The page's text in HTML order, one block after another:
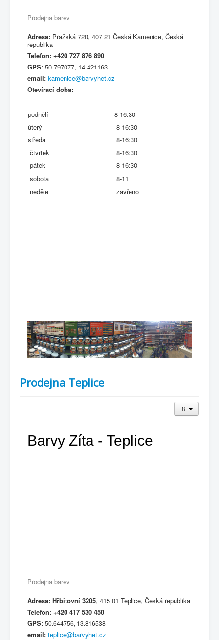
Prodejna barev
Adresa: Pražská 720, 407 21 Česká Kamenice, Česká
republika
Telefon: +420 727 876 890
GPS: 50.797077, 14.421163
email: kamenice@barvyhet.cz
Otevírací doba:
podnělí
8-16:30
úterý
8-16:30
středa
8-16:30
čtvrtek
8-16:30
pátek
8-16:30
sobota
8-11
neděle
zavřeno
Prodejna Teplice
Barvy Zíta - Teplice
Prodejna barev
Adresa: Hřbitovní 3205, 415 01 Teplice, Česká republika
Telefon: +420 417 530 450
GPS: 50.644756, 13.816538
email: teplice@barvyhet.cz